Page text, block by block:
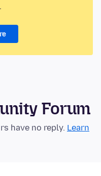
Forum
have no reply. Learn